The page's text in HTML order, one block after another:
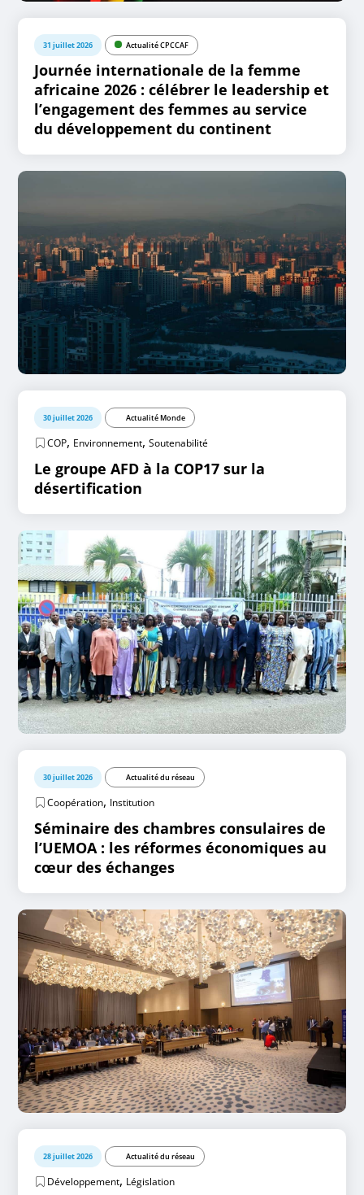
31 juillet 2026 Actualité CPCCAF
Journée internationale de la femme
africaine 2026 : célébrer le leadership et
l’engagement des femmes au service
du développement du continent
30 juillet 2026 Actualité Monde
COP, Environnement,Soutenabilité
Le groupe AFD à la COP17 sur la
désertification
30 juillet 2026 Actualité du réseau
Coopération, Institution
Séminaire des chambres consulaires de
l’UEMOA : les réformes économiques au
cœur des échanges
28 juillet 2026 Actualité du réseau
Développement, Législation